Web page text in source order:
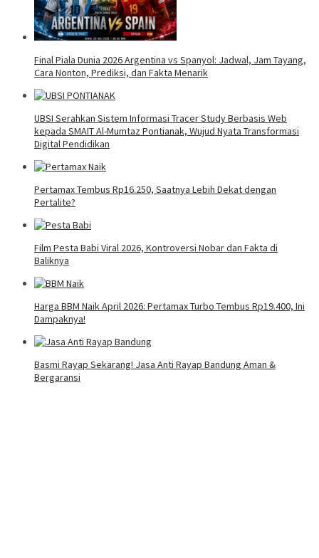
Final Piala Dunia 2026 Argentina vs Spanyol: Jadwal, Jam Tayang,
Cara Nonton, Prediksi, dan Fakta Menarik
UBSI Serahkan Sistem Informasi Tracer Study Berbasis Web
kepada SMAIT Al-Mumtaz Pontianak, Wujud Nyata Transformasi
Digital Pendidikan
Pertamax Tembus Rp16.250, Saatnya Lebih Dekat dengan
Pertalite?
Film Pesta Babi Viral 2026, Kontroversi Nobar dan Fakta di
Baliknya
Harga BBM Naik April 2026: Pertamax Turbo Tembus Rp19.400, Ini
Dampaknya!
Basmi Rayap Sekarang! Jasa Anti Rayap Bandung Aman &
Bergaransi